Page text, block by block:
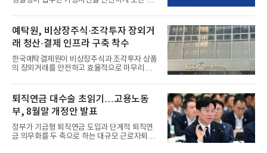
예탁원, 비상장주식·조각투자 장외거
래 청산·결제 인프라 구축 착수
한국예탁결제원이 비상장주식과 조각투자 상품
의 장외거래를 안전하고 효율적으로 마무리하기
퇴직연금 대수술 초읽기…고용노동
부, 8월말 개정안 발표
정부가 기금형 퇴직연금 도입과 단계적 퇴직연
금 의무화를 두 축으로 하는 대규모 근로자퇴직